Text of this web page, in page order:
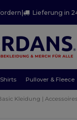
| Lieferung in
Pullover & Fleece
Kleidung | Accessoires